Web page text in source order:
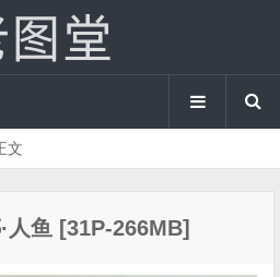
文
人鱼 [31P-266MB]